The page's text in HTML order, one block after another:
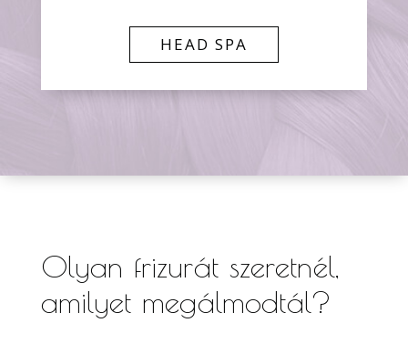
HEAD SPA
Olyan frizurát szeretnél,
amilyet megálmodtál?